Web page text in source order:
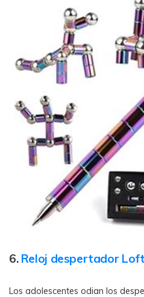
6. Reloj despertador
Los adolescentes odian los